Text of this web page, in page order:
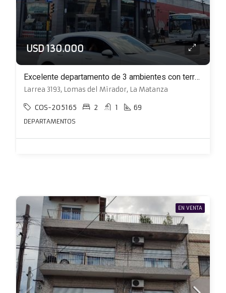
USD 130.000
Excelente departamento de 3 ambientes con terraza con detalles de categoría
Larrea 3193, Lomas del Mirador, La Matanza
COS-205165 2 1 69
DEPARTAMENTOS
EN VENTA